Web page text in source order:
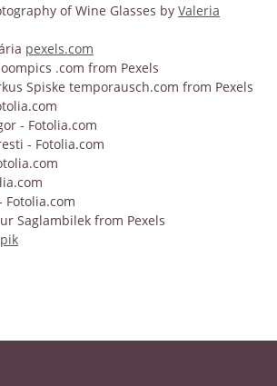
of Wine Glasses by Valeria
pexels.com
.com from Pexels
Spiske temporausch.com from Pexels
- Fotolia.com
- Fotolia.com
Saglambilek from Pexels